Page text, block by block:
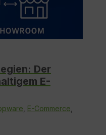
Der
E-
E-Commerce